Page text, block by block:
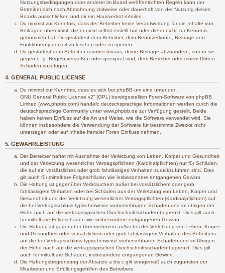
Nutzungsbedingungen oder anderer im Board veröffentlichten Regeln kann der
Betreiber dich nach Abmahnung zeitweise oder dauerhaft von der Nutzung dieses
Boards ausschließen und dir ein Hausverbot erteilen.
Du nimmst zur Kenntnis, dass der Betreiber keine Verantwortung für die Inhalte von
Beiträgen übernimmt, die er nicht selbst erstellt hat oder die er nicht zur Kenntnis
genommen hat. Du gestattest dem Betreiber, dein Benutzerkonto, Beiträge und
Funktionen jederzeit zu löschen oder zu sperren.
Du gestattest dem Betreiber darüber hinaus, deine Beiträge abzuändern, sofern sie
gegen o. g. Regeln verstoßen oder geeignet sind, dem Betreiber oder einem Dritten
Schaden zuzufügen.
4. GENERAL PUBLIC LICENSE
Du nimmst zur Kenntnis, dass es sich bei phpBB um eine unter der „
GNU General Public License v2“ (GPL) bereitgestellten Foren-Software von phpBB
Limited (www.phpbb.com) handelt; deutschsprachige Informationen werden durch die
deutschsprachige Community unter www.phpbb.de zur Verfügung gestellt. Beide
haben keinen Einfluss auf die Art und Weise, wie die Software verwendet wird. Sie
können insbesondere die Verwendung der Software für bestimmte Zwecke nicht
untersagen oder auf Inhalte fremder Foren Einfluss nehmen.
5. GEWÄHRLEISTUNG
Der Betreiber haftet mit Ausnahme der Verletzung von Leben, Körper und Gesundheit
und der Verletzung wesentlicher Vertragspflichten (Kardinalpflichten) nur für Schäden,
die auf ein vorsätzliches oder grob fahrlässiges Verhalten zurückzuführen sind. Dies
gilt auch für mittelbare Folgeschäden wie insbesondere entgangenen Gewinn.
Die Haftung ist gegenüber Verbrauchern außer bei vorsätzlichem oder grob
fahrlässigem Verhalten oder bei Schäden aus der Verletzung von Leben, Körper und
Gesundheit und der Verletzung wesentlicher Vertragspflichten (Kardinalpflichten) auf
die bei Vertragsschluss typischerweise vorhersehbaren Schäden und im übrigen der
Höhe nach auf die vertragstypischen Durchschnittsschäden begrenzt. Dies gilt auch
für mittelbare Folgeschäden wie insbesondere entgangenen Gewinn.
Die Haftung ist gegenüber Unternehmern außer bei der Verletzung von Leben, Körper
und Gesundheit oder vorsätzlichem oder grob fahrlässigem Verhalten des Betreibers
auf die bei Vertragsschluss typischerweise vorhersehbaren Schäden und im Übrigen
der Höhe nach auf die vertragstypischen Durchschnittsschäden begrenzt. Dies gilt
auch für mittelbare Schäden, insbesondere entgangenen Gewinn.
Die Haftungsbegrenzung der Absätze a bis c gilt sinngemäß auch zugunsten der
Mitarbeiter und Erfüllungsgehilfen des Betreibers.